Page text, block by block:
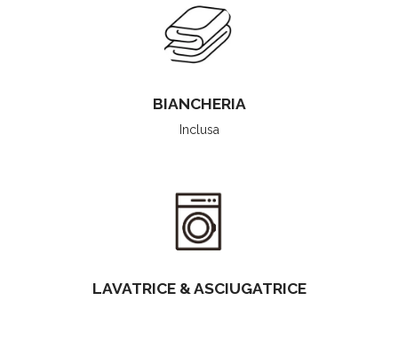
BIANCHERIA
Inclusa
LAVATRICE & ASCIUGATRICE